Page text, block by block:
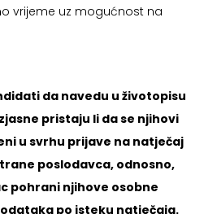
vrijeme uz mogućnost na
da navedu u životopisu
pristaju li da se njihovi
u svrhu prijave na natječaj
poslodavca, odnosno,
pohrani njihove osobne
po isteku natječaja.